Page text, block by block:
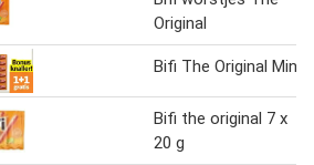
Original
Bifi The Original Mini
Bifi the original 7 x
20 g